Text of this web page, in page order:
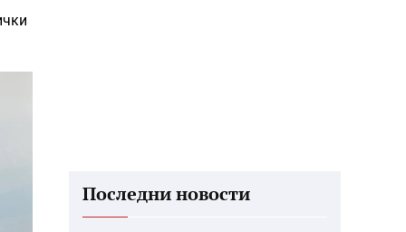
Последни новости